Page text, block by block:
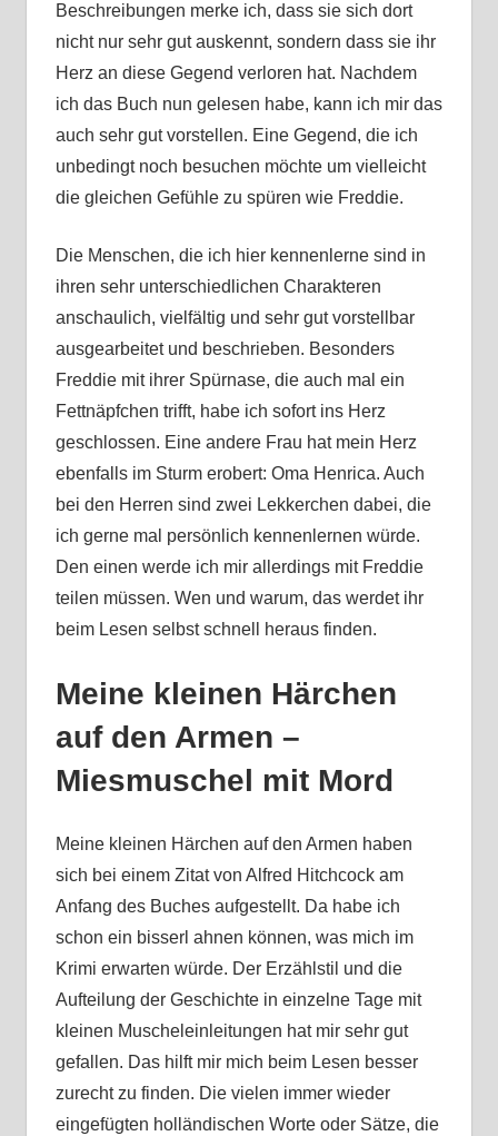
Beschreibungen merke ich, dass sie sich dort
nicht nur sehr gut auskennt, sondern dass sie ihr
Herz an diese Gegend verloren hat. Nachdem
ich das Buch nun gelesen habe, kann ich mir das
auch sehr gut vorstellen. Eine Gegend, die ich
unbedingt noch besuchen möchte um vielleicht
die gleichen Gefühle zu spüren wie Freddie.
Die Menschen, die ich hier kennenlerne sind in
ihren sehr unterschiedlichen Charakteren
anschaulich, vielfältig und sehr gut vorstellbar
ausgearbeitet und beschrieben. Besonders
Freddie mit ihrer Spürnase, die auch mal ein
Fettnäpfchen trifft, habe ich sofort ins Herz
geschlossen. Eine andere Frau hat mein Herz
ebenfalls im Sturm erobert: Oma Henrica. Auch
bei den Herren sind zwei Lekkerchen dabei, die
ich gerne mal persönlich kennenlernen würde.
Den einen werde ich mir allerdings mit Freddie
teilen müssen. Wen und warum, das werdet ihr
beim Lesen selbst schnell heraus finden.
Meine kleinen Härchen
auf den Armen –
Miesmuschel mit Mord
Meine kleinen Härchen auf den Armen haben
sich bei einem Zitat von Alfred Hitchcock am
Anfang des Buches aufgestellt. Da habe ich
schon ein bisserl ahnen können, was mich im
Krimi erwarten würde. Der Erzählstil und die
Aufteilung der Geschichte in einzelne Tage mit
kleinen Muscheleinleitungen hat mir sehr gut
gefallen. Das hilft mir mich beim Lesen besser
zurecht zu finden. Die vielen immer wieder
eingefügten holländischen Worte oder Sätze, die